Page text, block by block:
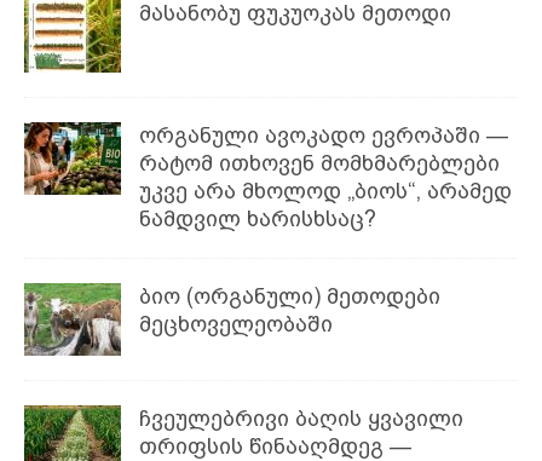
მასანობუ ფუკუოკას მეთოდი
ორგანული ავოკადო ევროპაში —
რატომ ითხოვენ მომხმარებლები
უკვე არა მხოლოდ „ბიოს“, არამედ
ნამდვილ ხარისხსაც?
ბიო (ორგანული) მეთოდები
მეცხოველეობაში
ჩვეულებრივი ბაღის ყვავილი
თრიფსის წინააღმდეგ —